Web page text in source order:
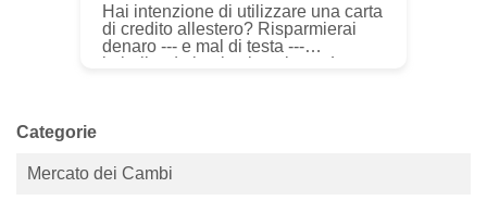
Hai intenzione di utilizzare una carta
di credito allestero? Risparmierai
denaro --- e mal di testa ---
imballando la plastica giusta. La
Categorie
Mercato dei Cambi